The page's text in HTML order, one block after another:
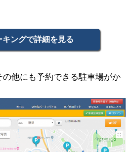
キングで詳細を見る
他にも予約できる駐車場がか